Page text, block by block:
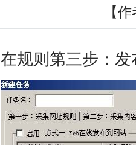
【
在规则第三步：